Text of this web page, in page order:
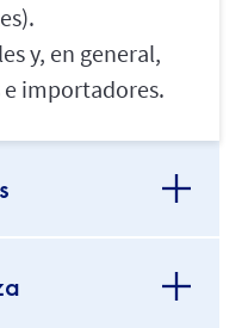
y, en general,
importadores.